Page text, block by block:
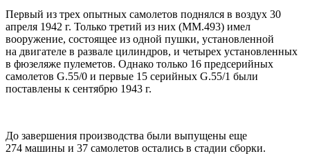
Первый из трех опытных самолетов поднялся в воздух 30
апреля 1942 г. Только третий из них (MM.493) имел
вооружение, состоящее из одной пушки, установленной
на двигателе в развале цилиндров, и четырех установленных
в фюзеляже пулеметов. Однако только 16 предсерийных
самолетов G.55/0 и первые 15 серийных G.55/1 были
поставлены к сентябрю 1943 г.
До завершения производства были выпущены еще
274 машины и 37 самолетов остались в стадии сборки.